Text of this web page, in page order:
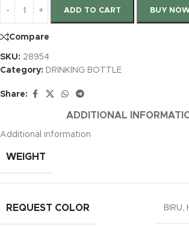
ADD TO CART BUY
Compare
SKU: 28954
Category: DRINKING BOTTLE
Share:
ADDITIONAL
Additional information
WEIGHT
REQUEST COLOR BIRU,